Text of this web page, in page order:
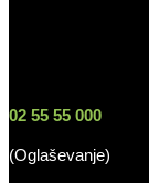
02 55 55 000
(Oglaševanje)